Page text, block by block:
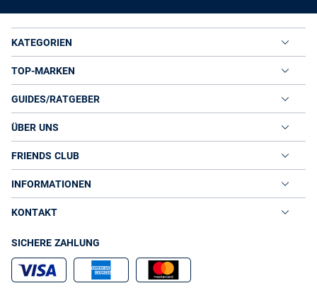
KATEGORIEN
TOP-MARKEN
GUIDES/RATGEBER
ÜBER UNS
FRIENDS CLUB
INFORMATIONEN
KONTAKT
SICHERE ZAHLUNG